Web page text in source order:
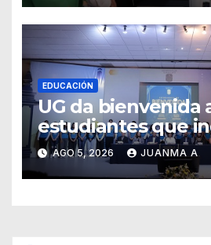
EDUCACIÓN
UG da bienvenida
estudiantes que
través de los
equidad
AGO 5, 2026 JUANMA A